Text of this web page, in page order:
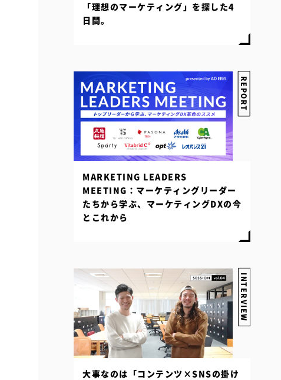
INTERVIEW
大事なのは「コンテンツ×SNSの掛け
REPORT
MARKETING LEADERS
MEETING：マーケティングリーダー
たちから学ぶ、マーケティングDXの今
とこれから
「理想のマーケティング」を探した4
日間。